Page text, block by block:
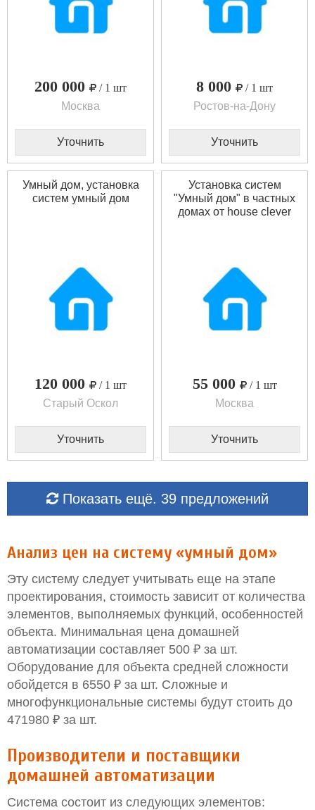
200 000
/ 1 шт
Москва
Уточнить
8 000
/ 1 шт
Ростов-на-Дону
Уточнить
Умный дом, установка
систем умный дом
120 000
/ 1 шт
Старый Оскол
Уточнить
Установка систем
"Умный дом" в частных
домах от house clever
55 000
/ 1 шт
Москва
Уточнить
Показать ещё. 39 предложений
Анализ цен на систему «умный дом»
Эту систему следует учитывать еще на этапе
проектирования, стоимость зависит от количества
элементов, выполняемых функций, особенностей
объекта. Минимальная цена домашней
автоматизации составляет 500 ₽ за шт.
Оборудование для объекта средней сложности
обойдется в 6550 ₽ за шт. Сложные и
многофункциональные системы будут стоить до
471980 ₽ за шт.
Производители и поставщики
домашней автоматизации
Система состоит из следующих элементов: